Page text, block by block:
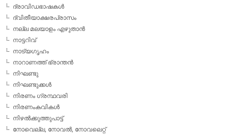
ദ്രാവിഡഭാഷകള്‍
ദ്വിതീയാക്ഷരപ്രാസം
നല്ല മലയാളം എഴുതാന്‍
നാട്ടറിവ്
നാട്യഗൃഹം
നാറാണത്ത് ഭ്രാന്തന്‍
നിഘണ്ടു
നിഘണ്ടുക്കള്‍
നിരണം ഗ്രന്ഥവരി
നിരണംകവികള്‍
നിഴല്‍ക്കുത്തുപാട്ട്
നോവെല്ല, നോവല്‍, നോവലെറ്റ്